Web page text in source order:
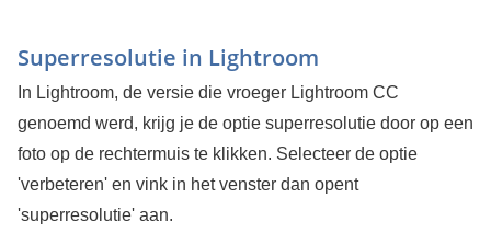
Superresolutie in Lightroom
In Lightroom, de versie die vroeger Lightroom CC
genoemd werd, krijg je de optie superresolutie door op een
foto op de rechtermuis te klikken. Selecteer de optie
'verbeteren' en vink in het venster dan opent
'superresolutie' aan.